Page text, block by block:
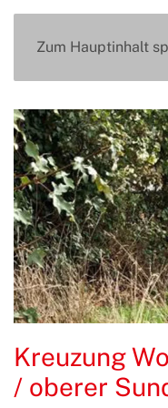
Zum Hauptinhalt
Kreuzung
/ oberer